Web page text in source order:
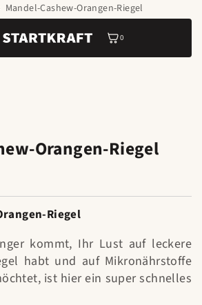
00
Mandel-Cashew-Orangen-Riegel
Orangen-Riegel
Riegel
kommt, Ihr Lust auf leckere
habt und auf Mikronährstoffe
ist hier ein super schnelles